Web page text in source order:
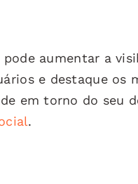
aumentar a
e destaque os
em torno do seu
.